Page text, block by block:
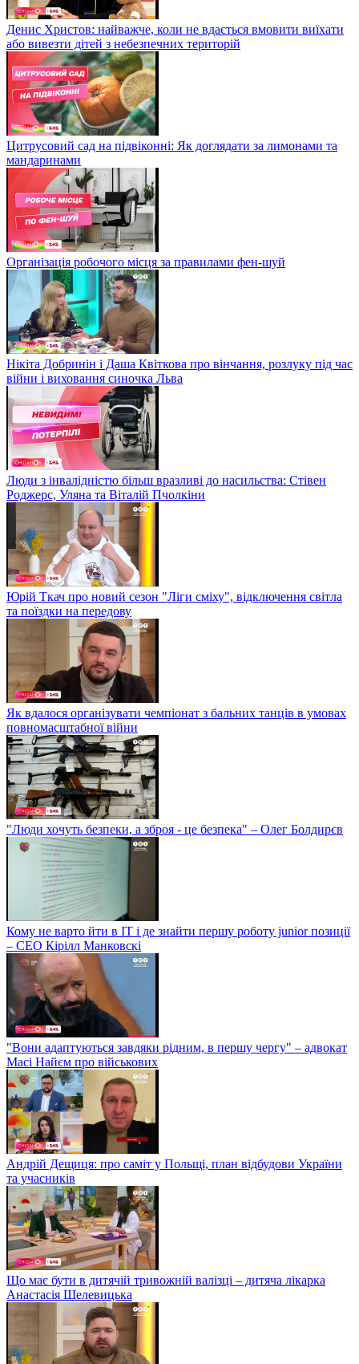
Денис Христов: найважче, коли не вдається вмовити виїхати
або вивезти дітей з небезпечних територій
Цитрусовий сад на підвіконні: Як доглядати за лимонами та
мандаринами
Організація робочого місця за правилами фен-шуй
Нікіта Добринін і Даша Квіткова про вінчання, розлуку під час
війни і виховання синочка Льва
Люди з інвалідністю більш вразливі до насильства: Стівен
Роджерс, Уляна та Віталій Пчолкіни
Юрій Ткач про новий сезон "Ліги сміху", відключення світла
та поїздки на передову
Як вдалося організувати чемпіонат з бальних танців в умовах
повномасштабної війни
"Люди хочуть безпеки, а зброя - це безпека" – Олег Болдирєв
Кому не варто йти в IT і де знайти першу роботу junior позиції
– СЕО Кірілл Манковскі
"Вони адаптуються завдяки рідним, в першу чергу" – адвокат
Масі Найєм про військових
Андрій Дещиця: про саміт у Польщі, план відбудови України
та учасників
Що має бути в дитячій тривожній валізці – дитяча лікарка
Анастасія Шелевицька